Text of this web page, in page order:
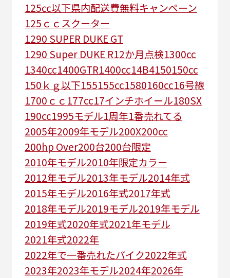
125㏄以下県内配送費無料キャンペーン
125ｃｃスクーター
1290 SUPER DUKE GT
1290 Super DUKE R12か月点検1300cc
1340cc1400GTR1400cc14B4150150cc
150ｋｇ以下155155cc1580160cc16号線
1700ｃｃ 177cc17インチホイール180SX
190cc1995モデル1周年1番売れてる
2005年2009年モデル200X200cc
200hp Over200台200台限定
2010年モデル2010年限定カラー
2012年モデル2013年モデル2014年式
2015年モデル2016年式2017年式
2018年モデル2019モデル2019年モデル
2019年式2020年式2021年モデル
2021年式2022年
2022年で一番売れたバイク2022年式
2023年2023年モデル2024年2026年